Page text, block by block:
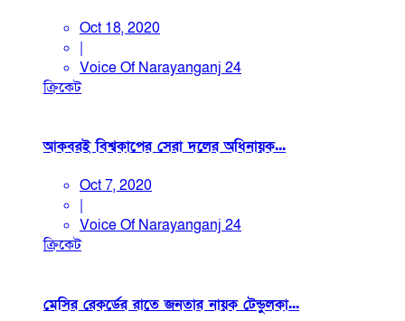
Oct 18, 2020
|
Voice Of Narayanganj 24
ক্রিকেট
আকবরই বিশ্বকাপের সেরা দলের অধিনায়ক...
Oct 7, 2020
|
Voice Of Narayanganj 24
ক্রিকেট
মেসির রেকর্ডের রাতে জনতার নায়ক টেন্ডুলকা...